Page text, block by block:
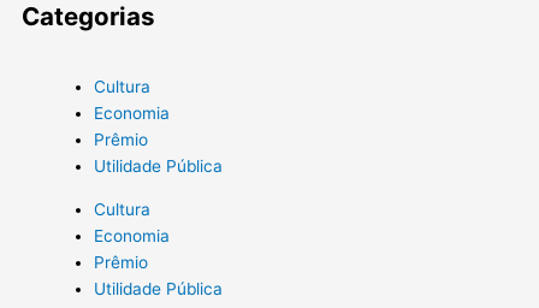
Categorias
Cultura
Economia
Prêmio
Utilidade Pública
Cultura
Economia
Prêmio
Utilidade Pública